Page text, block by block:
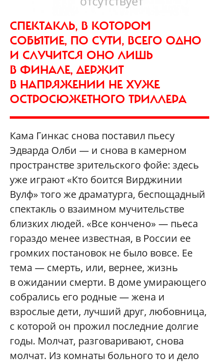
СПЕКТАКЛЬ, В КОТОРОМ
СОБЫТИЕ, ПО СУТИ, ВСЕГО ОДНО
И СЛУЧИТСЯ ОНО ЛИШЬ
В ФИНАЛЕ, ДЕРЖИТ
В НАПРЯЖЕНИИ НЕ ХУЖЕ
ОСТРОСЮЖЕТНОГО ТРИЛЛЕРА
Кама Гинкас снова поставил пьесу
Эдварда Олби — и снова в камерном
пространстве зрительского фойе: здесь
уже играют «Кто боится Вирджинии
Вулф» того же драматурга, беспощадный
спектакль о взаимном мучительстве
близких людей. «Все кончено» — пьеса
гораздо менее известная, в России ее
громких постановок не было вовсе. Ее
тема — смерть, или, вернее, жизнь
в ожидании смерти. В доме умирающего
собрались его родные — жена и
взрослые дети, лучший друг, любовница,
с которой он прожил последние долгие
годы. Молчат, разговаривают, снова
молчат. Из комнаты больного то и дело